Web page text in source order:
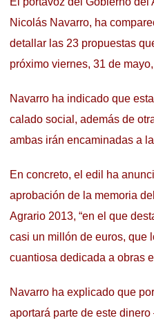
Nicolás Navarro, ha
detallar las 23 propuestas
próximo viernes, 31 de
Navarro ha indicado que
calado social, además de
ambas irán encaminadas a
En concreto, el edil ha
aprobación de la memoria
Agrario 2013, “en el que
casi un millón de euros, que
cuantiosa dedicada a obras
Navarro ha explicado que
aportará parte de este